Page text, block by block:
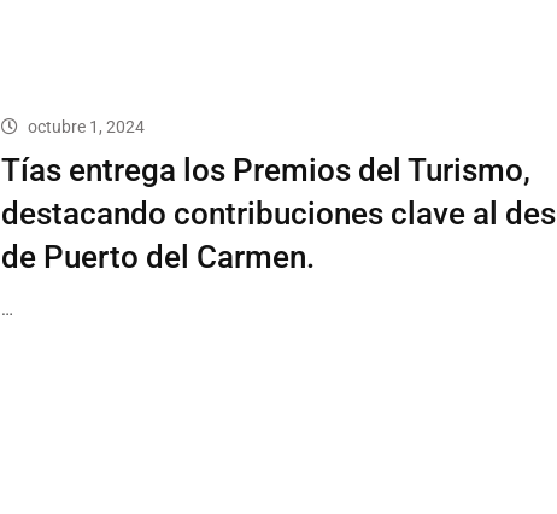
octubre 1, 2024
Tías entrega los Premios del Turismo,
destacando contribuciones clave al
de Puerto del Carmen.
…